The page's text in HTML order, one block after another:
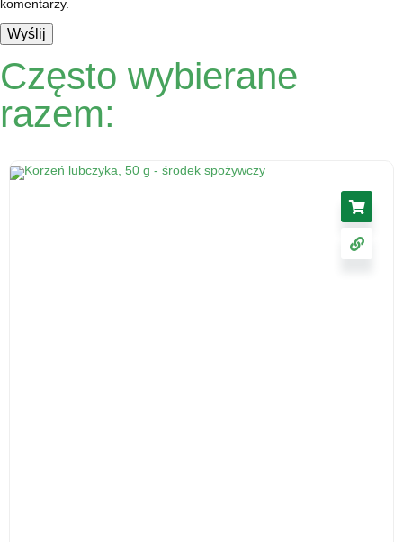
komentarzy.
Często wybierane
razem: